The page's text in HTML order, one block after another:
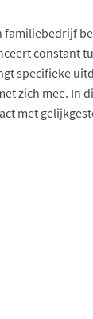
familiebedrijf
constant
specifieke
zich mee. In
met